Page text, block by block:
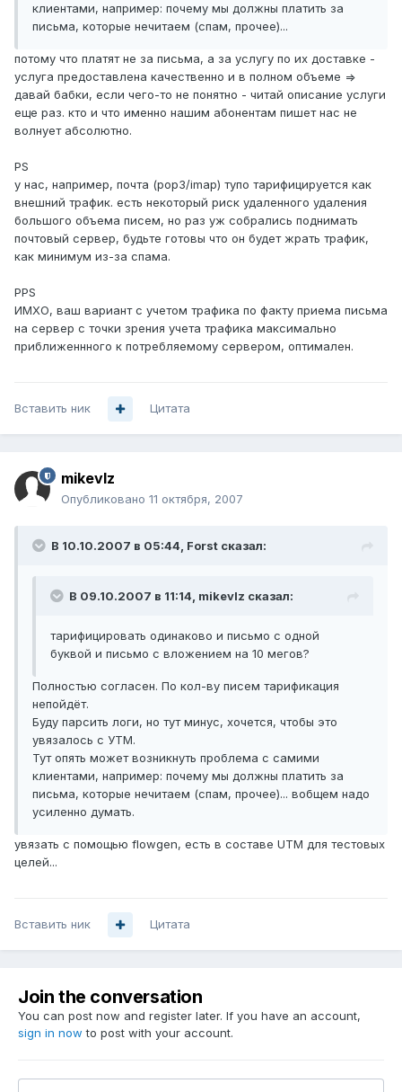
клиентами, например: почему мы должны платить за
письма, которые нечитаем (спам, прочее)...
потому что платят не за письма, а за услугу по их доставке -
услуга предоставлена качественно и в полном объеме =>
давай бабки, если чего-то не понятно - читай описание услуги
еще раз. кто и что именно нашим абонентам пишет нас не
волнует абсолютно.
PS
у нас, например, почта (pop3/imap) тупо тарифицируется как
внешний трафик. есть некоторый риск удаленного удаления
большого объема писем, но раз уж собрались поднимать
почтовый сервер, будьте готовы что он будет жрать трафик,
как минимум из-за спама.
PPS
ИМХО, ваш вариант с учетом трафика по факту приема письма
на сервер с точки зрения учета трафика максимально
приближеннного к потребляемому сервером, оптимален.
Вставить ник Цитата
mikevlz
Опубликовано 11 октября, 2007
В 10.10.2007 в 05:44, Forst сказал:
В 09.10.2007 в 11:14, mikevlz сказал:
тарифицировать одинаково и письмо с одной
буквой и письмо с вложением на 10 мегов?
Полностью согласен. По кол-ву писем тарификация
непойдёт.
Буду парсить логи, но тут минус, хочется, чтобы это
увязалось с УТМ.
Тут опять может возникнуть проблема с самими
клиентами, например: почему мы должны платить за
письма, которые нечитаем (спам, прочее)... вобщем надо
усиленно думать.
увязать с помощью flowgen, есть в составе UTM для тестовых
целей...
Вставить ник Цитата
Join the conversation
You can post now and register later. If you have an account,
sign in now to post with your account.